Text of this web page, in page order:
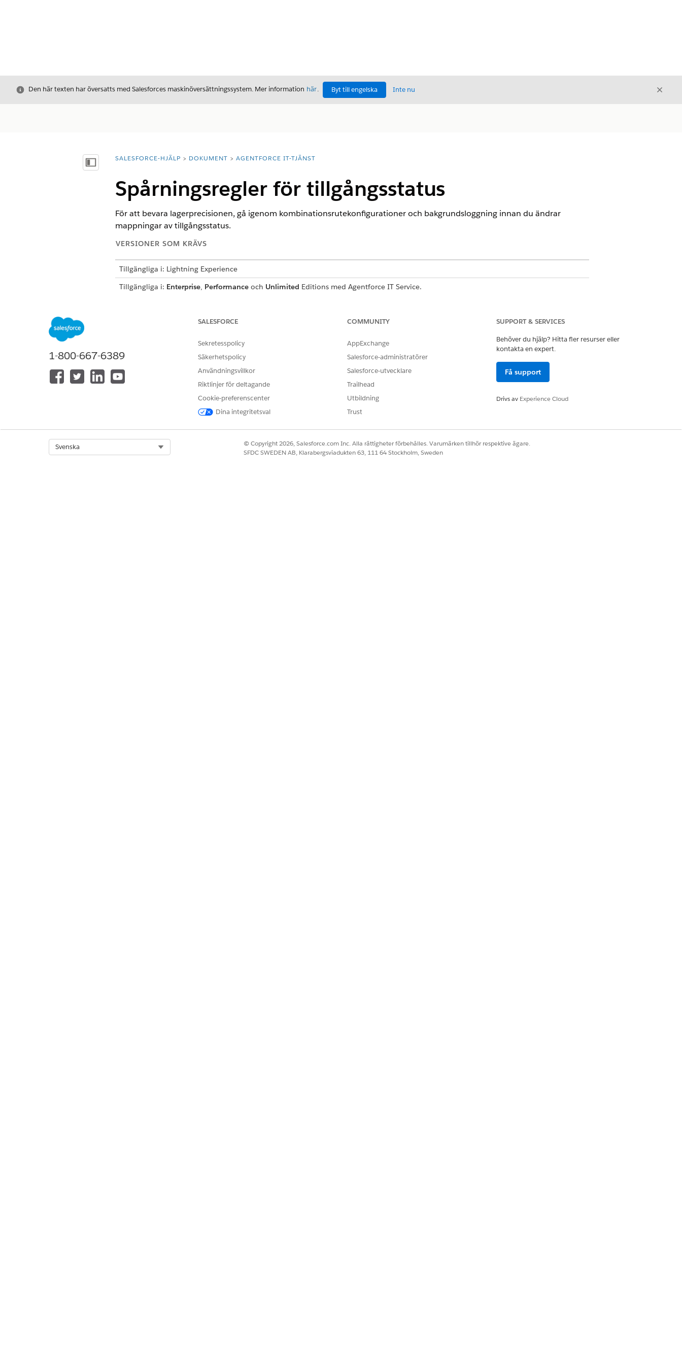
Stäng
Den här texten har översatts med Salesforces maskinöversättningssystem. Mer information här. Byt till engelska Inte nu Stäng
Visa innehållsförteckning
Du är här:
SALESFORCE-HJÄLP DOKUMENT AGENTFORCE IT-TJÄNST
Spårningsregler för tillgångsstatus
För att bevara lagerprecisionen, gå igenom kombinationsrutekonfigurationer och bakgrundsloggning innan du ändrar
mappningar av tillgångsstatus.
VERSIONER SOM KRÄVS
Tillgängliga i: Lightning Experience
Tillgängliga i: Enterprise, Performanceoch Unlimited Editions med Agentforce IT Service.
Administratörer lägger till egna konfigurationsvärden i den dynamiska kombinationsrutan Tillgångsstatus för att matcha
organisatoriska arbetsflöden. Systemarkitekturen förlitar sig på kombinationsrutevärden för att beräkna summeringar på
fältnivå, inklusive transitkvantiteter, antal på plats och allokeringar.
: Att ändra eller ta bort aktiva kombinationsrutevärden utan att granska mappningsberoenden stör
datasynkroniseringen.
Tillgångsmappningssekvens: För att ändra en fas i infrastrukturlivscykeln på ett säkert sätt, konfigurera och aktivera nya
tillgångsmappningar i Inställningar innan du åsidosätter gamla kombinationsrutealternativ. Detta ramverk förhindrar omappade
Automatiserade huvudbokposter och utlösarkörningar
1-800-667-6389
SALESFORCE
Sekretesspolicy
Säkerhetspolicy
Användningsvillkor
Riktlinjer för deltagande
Cookie-preferenscenter
Dina integritetsval
COMMUNITY
AppExchange
Salesforce-administratörer
Salesforce-utvecklare
Trailhead
Utbildning
Trust
SUPPORT & SERVICES
Behöver du hjälp? Hitta fler resurser eller
kontakta en expert.
Få support
Drivs av Experience Cloud
Svenska
© Copyright 2026, Salesforce.com Inc. Alla rättigheter förbehålles. Varumärken tillhör respektive ägare.
SFDC SWEDEN AB, Klarabergsviadukten 63, 111 64 Stockholm, Sweden